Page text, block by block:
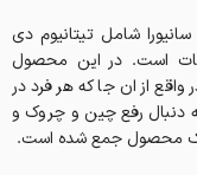
ترکیبات موثر کرم ضد آفتاب بی رنگ SPF50 سانیورا شامل تیتانیوم دی
است. در این محصول
از ان جا که هر فرد در
دنبال رفع چین و چروک و
محصول جمع شده است.